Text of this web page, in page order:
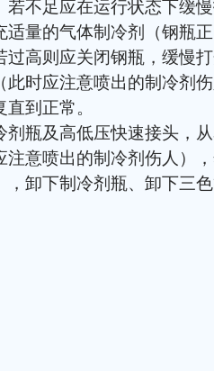
若不足应在运行状态下缓
适量的气体制冷剂（钢瓶
过高则应关闭钢瓶，缓慢
此时应注意喷出的制冷剂
到正常。
剂瓶及高低压快速接头，
注意喷出的制冷剂伤人）
，卸下制冷剂瓶、卸下三